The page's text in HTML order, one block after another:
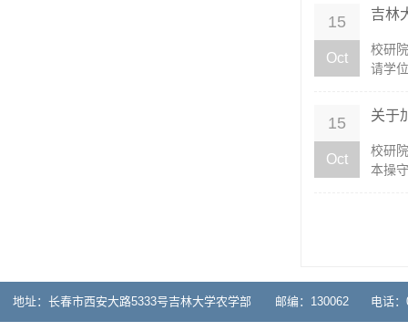
15
Oct
吉林
校研
请学
15
Oct
关于
校研
本操
地址：长春市西安大路5333号吉林大学农学部 邮编：130062 电话